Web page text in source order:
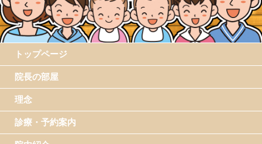
トップページ
院長の部屋
理念
診療・予約案内